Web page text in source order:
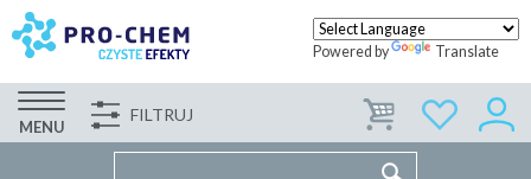
Powered by Translate
MENU
FILTRUJ WSPÓŁPRACA KONTAKT